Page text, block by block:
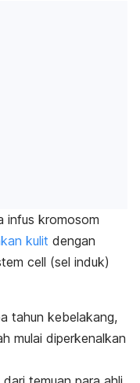
infus kromosom
kulit dengan
cell (sel induk)
tahun kebelakang,
mulai diperkenalkan